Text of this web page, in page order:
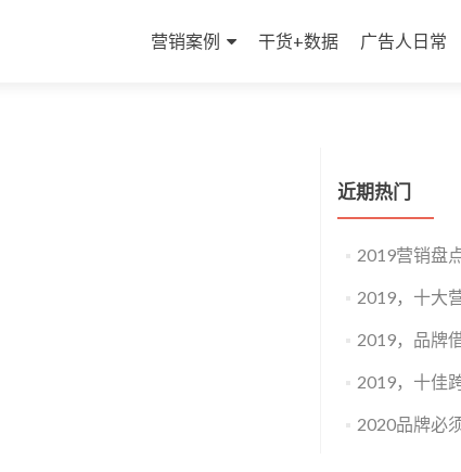
营销案例
干货+数据 广告人日常
近期热门
2019营销盘
2019，十大
2019，品牌
2019，十佳
2020品牌必